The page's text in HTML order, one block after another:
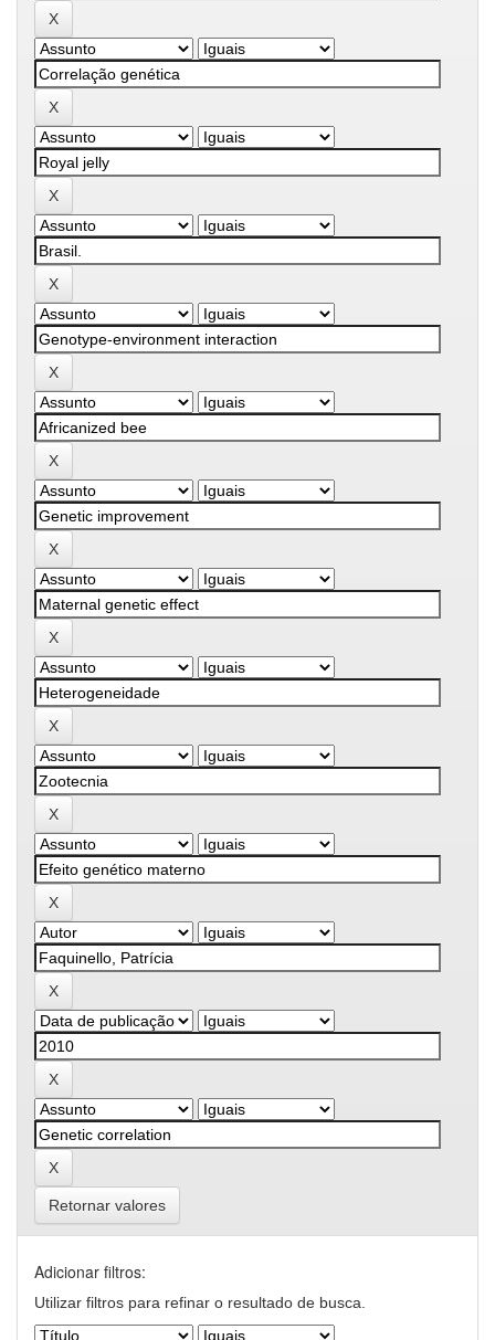
Retornar valores
Adicionar filtros:
Utilizar filtros para refinar o resultado de busca.